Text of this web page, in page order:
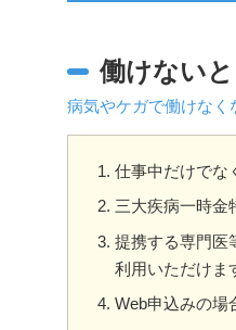
働けない
病気やケガで働けなく
仕事中だけでな
三大疾病一時金
提携する専門医
利用いただけま
Web申込みの場